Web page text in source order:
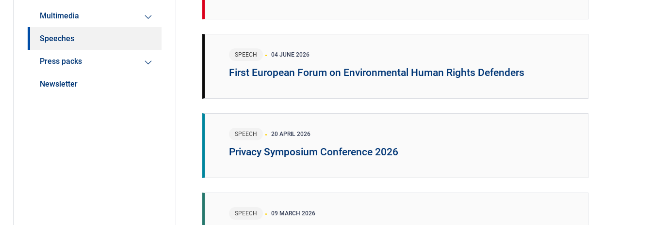
SPEECH 04 JUNE 2026
First European Forum on Environmental Human Rights Defenders
SPEECH 20 APRIL 2026
Privacy Symposium Conference 2026
SPEECH 09 MARCH 2026
Multimedia
Speeches
Press packs
Newsletter